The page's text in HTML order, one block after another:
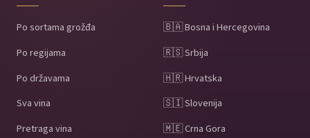
Po sortama grožđa
Po regijama
Po državama
Sva vina
Pretraga vina
🇧🇦 Bosna i Hercegovina
🇷🇸 Srbija
🇭🇷 Hrvatska
🇸🇮 Slovenija
🇲🇪 Crna Gora